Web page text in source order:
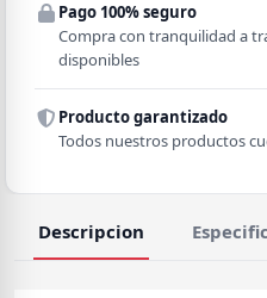
Comuna
Pago 100% seguro
Compra con tranquilidad a
disponibles
Producto garantizado
Todos nuestros productos
Descripcion